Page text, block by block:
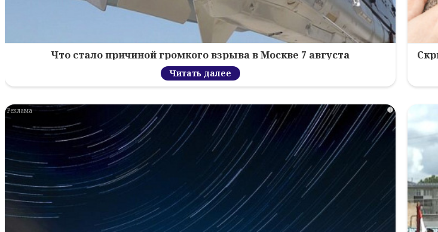
Что стало причиной громкого взрыва в Москве 7 августа
Читать далее
i